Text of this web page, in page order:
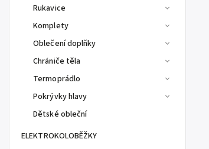
Rukavice
Komplety
Oblečení doplňky
Chrániče těla
Termoprádlo
Pokrývky hlavy
Dětské obleční
ELEKTROKOLOBĚŽKY